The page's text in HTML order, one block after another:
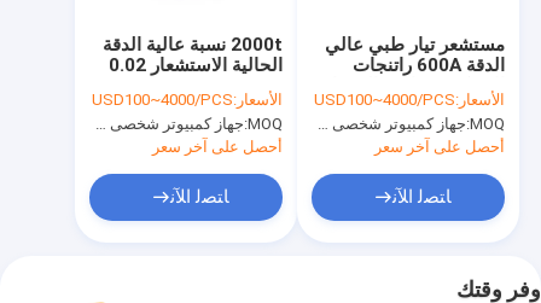
2000t نسبة عالية الدقة
الحالية الاستشعار 0.02
فئة
الأسعار:USD100~4000/PCS
MOQ: جهاز كمبيوتر شخصى 1000
أحصل على آخر سعر
ﺎﺘﺼﻟ ﺍﻶﻧ
مستشعر تيار طبي عالي
الدقة 600A راتنجات
الايبوكسي راسم الذبذبات
عالي الدقة
الأسعار:USD100~4000/PCS
MOQ: جهاز كمبيوتر شخصى 1000
أحصل على آخر سعر
ﺎﺘﺼﻟ ﺍﻶﻧ
وفر وقتك